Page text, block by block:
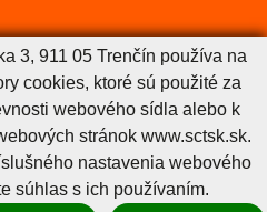
Cookies nastavenie
o prístupnosti
obsahu
GenerujeCMS BUXUS
3, 911 05 Trenčín používa na
cookies, ktoré sú použité za
webového sídla alebo k
stránok www.sctsk.sk.
nastavenia webového
súhlas s ich používaním.